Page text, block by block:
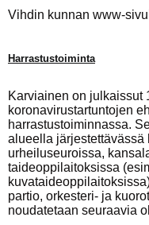
Vihdin kunnan www-
Harrastustoiminta
Karviainen on julkaissut
koronavirustartuntojen
harrastustoiminnassa.
alueella järjestettävässä
urheiluseuroissa,
taideoppilaitoksissa
partio, orkesteri- ja
noudatetaan seuraavia